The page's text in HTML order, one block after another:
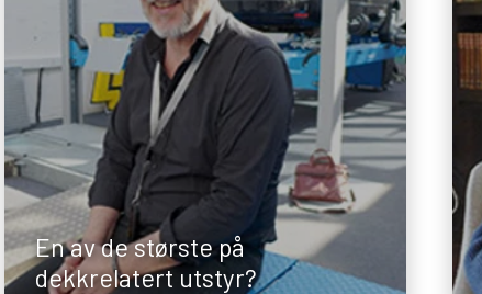
En av de største på
dekkrelatert utstyr?